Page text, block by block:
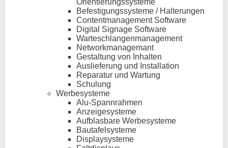
Orientierungssysteme
Befestigungssysteme / Halterungen
Contentmanagement Software
Digital Signage Software
Warteschlangenmanagement
Networkmanagemant
Gestaltung von Inhalten
Auslieferung und Installation
Reparatur und Wartung
Schulung
Werbesysteme
Alu-Spannrahmen
Anzeigesysteme
Aufblasbare Werbesysteme
Bautafelsysteme
Displaysysteme